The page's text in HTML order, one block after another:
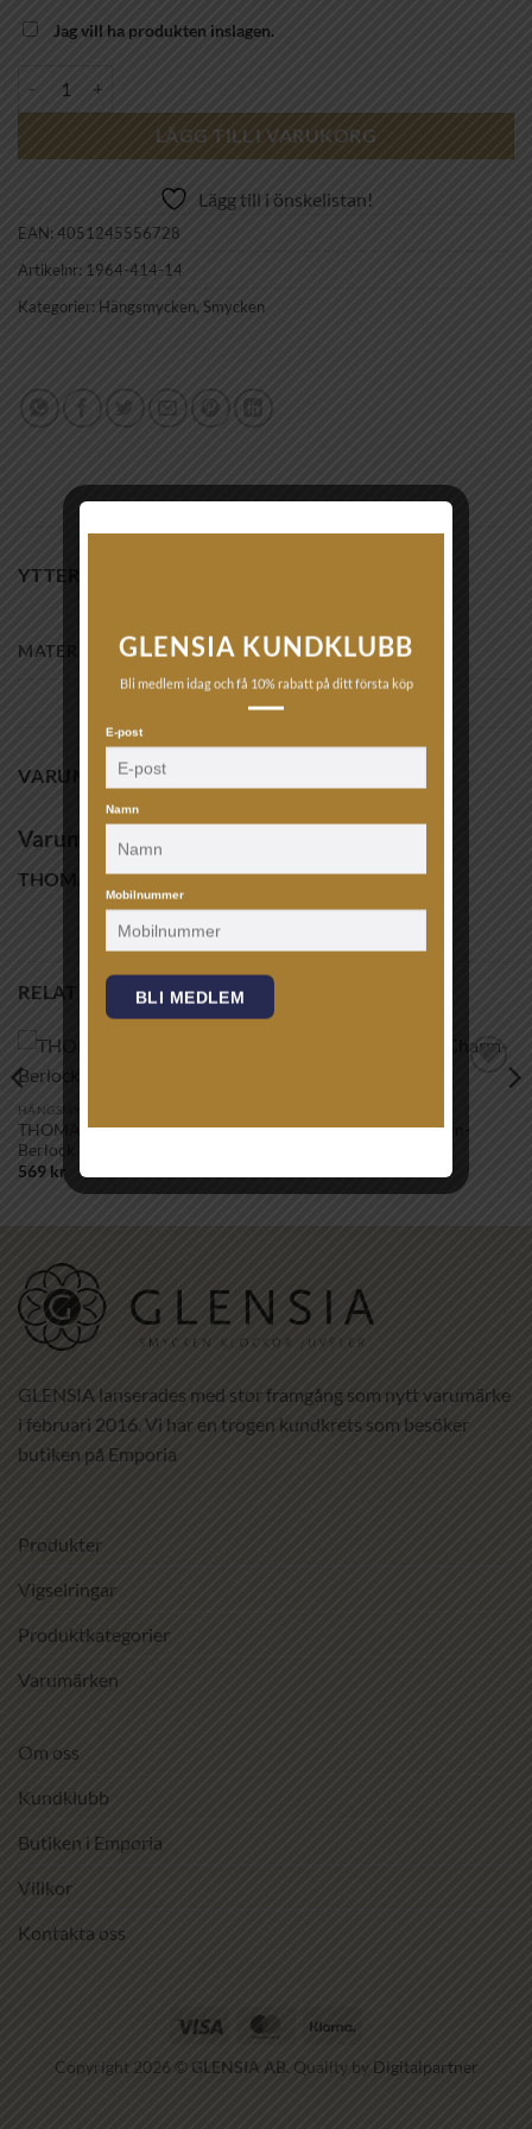
Jag vill ha produkten inslagen.
LÄGG TILL I VARUKORG
Lägg till i önskelistan!
EAN: 4051245556728
Artikelnr: 1964-414-14
Kategorier: Hängsmycken, Smycken
YTTERLIGARE INFORMATION
MATERIAL sterling silver
VARUMÄRKE
Varumärke
THOMAS SABO
RELATERADE PRODUKTER
HÄNGSMYCKEN
THOMAS SABO – Charm-
Berlock 1940-051-14
569 kr
THOMAS SABO – Charm-
GLENSIA lanserades med stor framgång som nytt varumärke
i februari 2016. Vi har en trogen kundkrets som besöker
butiken på Emporia
Produkter
Vigselringar
Produktkategorier
Varumärken
Om oss
Kundklubb
Butiken i Emporia
Villkor
Kontakta oss
Visa MasterCard
Copyright 2026 © GLENSIA AB. Quality by Digitalpartner
GLENSIA KUNDKLUBB
Bli medlem idag och få 10% rabatt på ditt första köp
E-post
Namn
Mobilnummer
BLI MEDLEM